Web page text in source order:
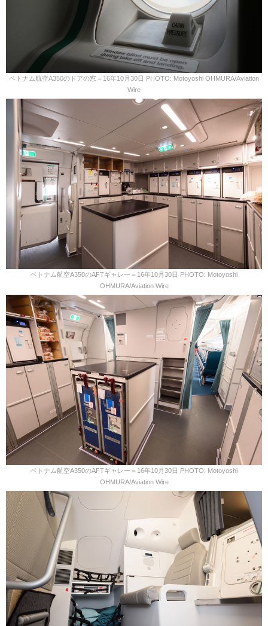
ベトナム航空A350のドアの窓＝16年10月30日 PHOTO: Motoyoshi OHMURA/Aviation
Wire
ベトナム航空A350のAFTギャレー＝16年10月30日 PHOTO: Motoyoshi
OHMURA/Aviation Wire
ベトナム航空A350のAFTギャレー＝16年10月30日 PHOTO: Motoyoshi
OHMURA/Aviation Wire